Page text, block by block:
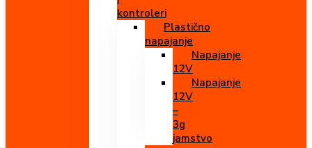
kontroleri
Plastično
napajanje
Napajanje
12V
Napajanje
12V
–
3g
jamstvo